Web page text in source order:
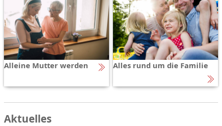
Alleine Mutter werden Alles rund um die Familie
Aktuelles